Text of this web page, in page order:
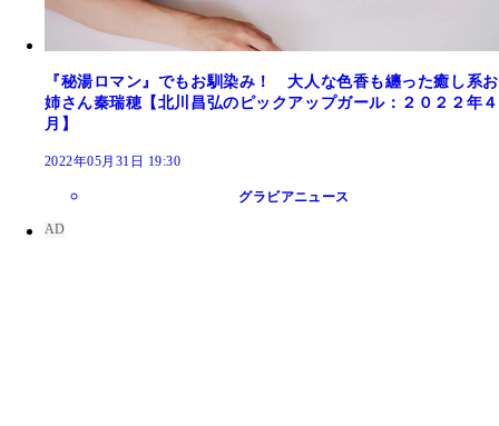
『秘湯ロマン』でもお馴染み！ 大人な色香も纏った癒し系お
姉さん秦瑞穂【北川昌弘のピックアップガール：２０２２年４
月】
2022年05月31日 19:30
グラビアニュース